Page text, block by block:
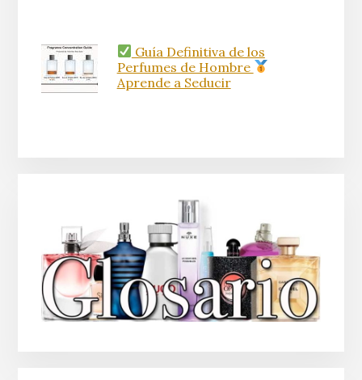
Guía Definitiva de los
Perfumes de Hombre
Aprende a Seducir